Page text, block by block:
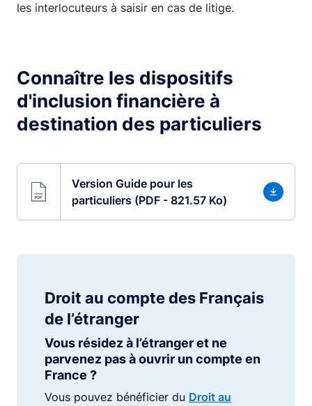
les interlocuteurs à saisir en cas de litige.
Connaître les dispositifs
d'inclusion financière à
destination des particuliers
Version Guide pour les
particuliers (PDF - 821.57 Ko)
Droit au compte des Français
de l’étranger
Vous résidez à l’étranger et ne
parvenez pas à ouvrir un compte en
France ?
Vous pouvez bénéficier du Droit au